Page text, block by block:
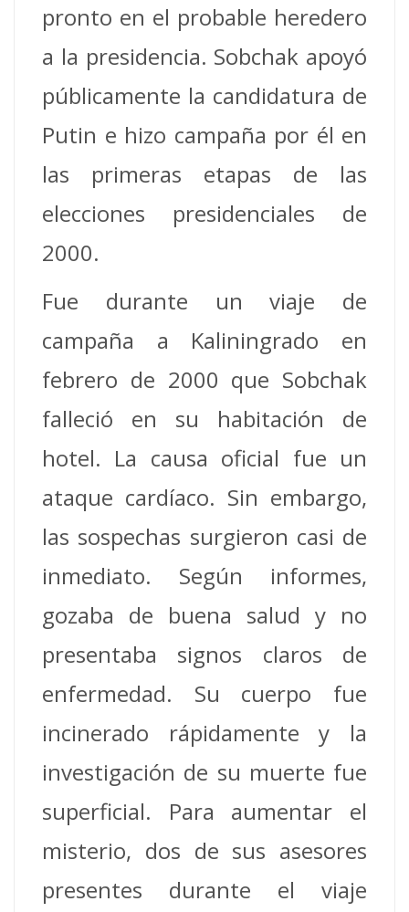
pronto en el probable heredero
a la presidencia. Sobchak apoyó
públicamente la candidatura de
Putin e hizo campaña por él en
las primeras etapas de las
elecciones presidenciales de
2000.
Fue durante un viaje de
campaña a Kaliningrado en
febrero de 2000 que Sobchak
falleció en su habitación de
hotel. La causa oficial fue un
ataque cardíaco. Sin embargo,
las sospechas surgieron casi de
inmediato. Según informes,
gozaba de buena salud y no
presentaba signos claros de
enfermedad. Su cuerpo fue
incinerado rápidamente y la
investigación de su muerte fue
superficial. Para aumentar el
misterio, dos de sus asesores
presentes durante el viaje